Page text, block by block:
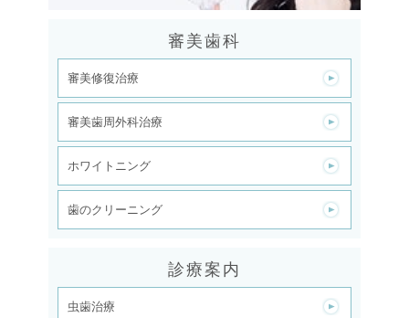
審美歯科
審美修復治療
審美歯周外科治療
ホワイトニング
歯のクリーニング
診療案内
虫歯治療